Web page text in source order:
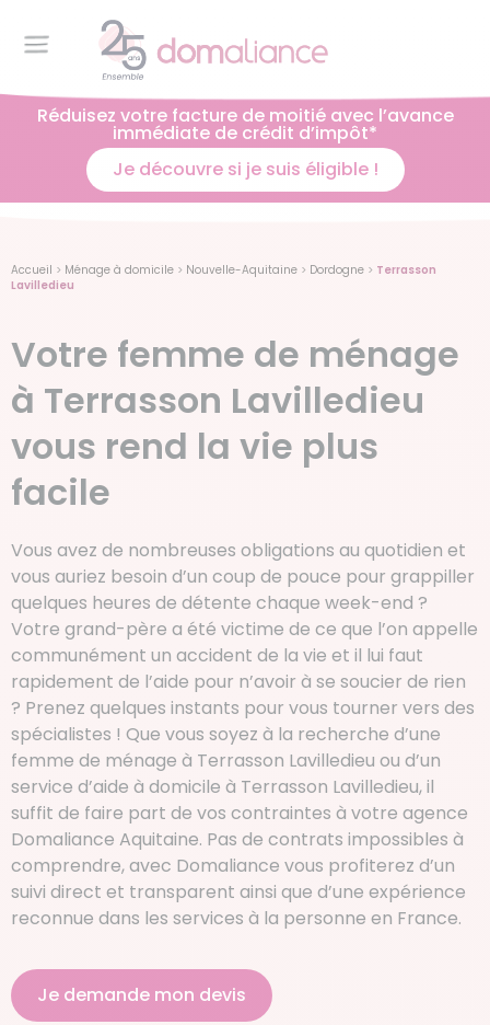
Réduisez votre facture de moitié avec l’avance
immédiate de crédit d’impôt*
Je découvre si je suis éligible !
Accueil > Ménage à domicile > Nouvelle-Aquitaine > Dordogne > Terrasson
Lavilledieu
Votre femme de ménage
à Terrasson Lavilledieu
vous rend la vie plus
facile
Vous avez de nombreuses obligations au quotidien et
vous auriez besoin d’un coup de pouce pour grappiller
quelques heures de détente chaque week-end ?
Votre grand-père a été victime de ce que l’on appelle
communément un accident de la vie et il lui faut
rapidement de l’aide pour n’avoir à se soucier de rien
? Prenez quelques instants pour vous tourner vers des
spécialistes ! Que vous soyez à la recherche d’une
femme de ménage à Terrasson Lavilledieu ou d’un
service d’aide à domicile à Terrasson Lavilledieu, il
suffit de faire part de vos contraintes à votre agence
Domaliance Aquitaine. Pas de contrats impossibles à
comprendre, avec Domaliance vous profiterez d’un
suivi direct et transparent ainsi que d’une expérience
reconnue dans les services à la personne en France.
Je demande mon devis